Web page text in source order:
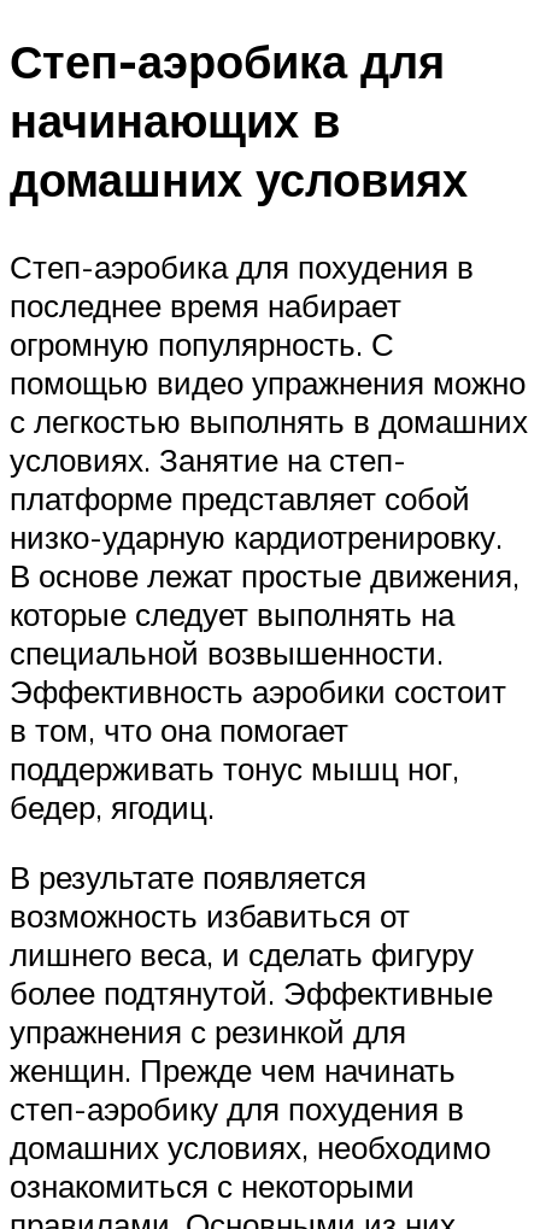
Степ-аэробика для
начинающих в
домашних условиях
Степ-аэробика для похудения в
последнее время набирает
огромную популярность. С
помощью видео упражнения можно
с легкостью выполнять в домашних
условиях. Занятие на степ-
платформе представляет собой
низко-ударную кардиотренировку.
В основе лежат простые движения,
которые следует выполнять на
специальной возвышенности.
Эффективность аэробики состоит
в том, что она помогает
поддерживать тонус мышц ног,
бедер, ягодиц.
В результате появляется
возможность избавиться от
лишнего веса, и сделать фигуру
более подтянутой. Эффективные
упражнения с резинкой для
женщин. Прежде чем начинать
степ-аэробику для похудения в
домашних условиях, необходимо
ознакомиться с некоторыми